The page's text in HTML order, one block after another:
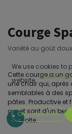
Courge
Variété au goût
Cette courge a un
une chair qui,
semblables à des
pâtes. Productive et
cm et sont d'un
la récolte.
We use cookies to
website. Cookie
Only essentials